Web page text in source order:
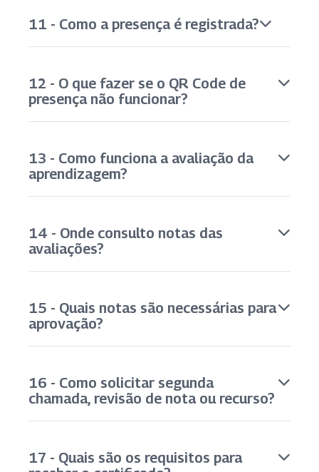
11 - Como a presença é registrada?
12 - O que fazer se o QR Code de
presença não funcionar?
13 - Como funciona a avaliação da
aprendizagem?
14 - Onde consulto notas das
avaliações?
15 - Quais notas são necessárias para
aprovação?
16 - Como solicitar segunda
chamada, revisão de nota ou recurso?
17 - Quais são os requisitos para